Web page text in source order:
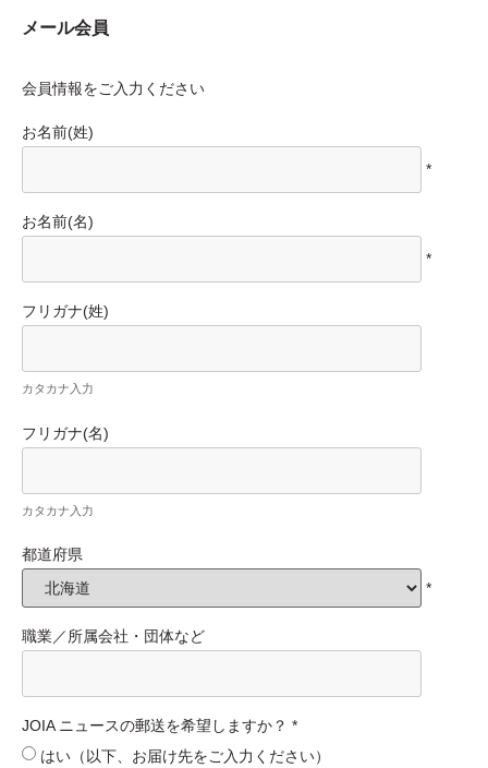
メール会員
会員情報をご入力ください
お名前(姓)
*
お名前(名)
*
フリガナ(姓)
カタカナ入力
フリガナ(名)
カタカナ入力
都道府県
*
職業／所属会社・団体など
JOIA ニュースの郵送を希望しますか？ *
はい（以下、お届け先をご入力ください）